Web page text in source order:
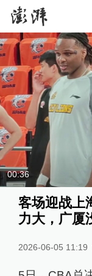
00:36
客场迎战上
力大，广厦
2026-06-05 11:19